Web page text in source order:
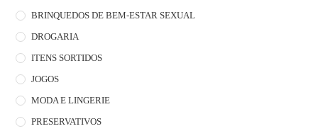
BRINQUEDOS DE BEM-ESTAR SEXUAL
DROGARIA
ITENS SORTIDOS
JOGOS
MODA E LINGERIE
PRESERVATIVOS